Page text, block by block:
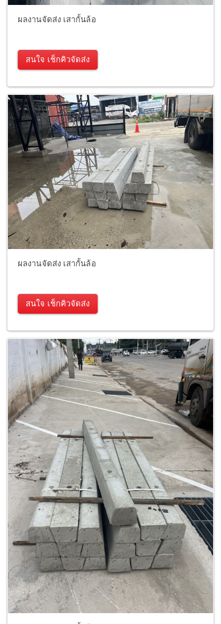
ผลงานจัดส่ง เสากั้นล้อ
สนใจ เช็กคิวจัดส่ง
ผลงานจัดส่ง เสากั้นล้อ
สนใจ เช็กคิวจัดส่ง